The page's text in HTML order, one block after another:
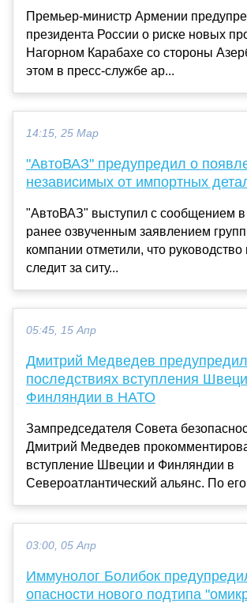
Премьер-министр Армении
президента России о риске новых
Нагорном Карабахе со стороны
этом в пресс-службе ар...
14:15, 25 Мар
"АвтоВАЗ" предупредил о
независимых от импортных
"АвтоВАЗ" выступил с сообщением в
ранее озвученным заявлением
компании отметили, что
следит за ситу...
05:45, 15 Апр
Дмитрий Медведев
последствиях вступления
Финляндии в НАТО
Зампредседателя Совета
Дмитрий Медведев
вступление Швеции и Финляндии в
Североатлантический альянс. По
03:00, 05 Апр
Иммунолог Болибок
опасности нового подтипа